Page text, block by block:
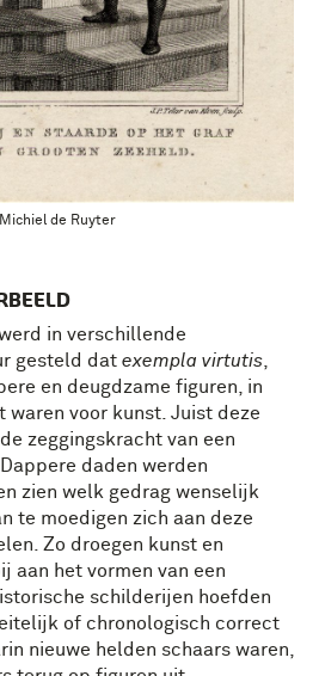
de Ruyter
in verschillende
gesteld dat exempla virtutis,
en deugdzame figuren, in
waren voor kunst. Juist deze
zeggingskracht van een
daden werden
zien welk gedrag wenselijk
te moedigen zich aan deze
Zo droegen kunst en
aan het vormen van een
schilderijen hoefden
of chronologisch correct
nieuwe helden schaars waren,